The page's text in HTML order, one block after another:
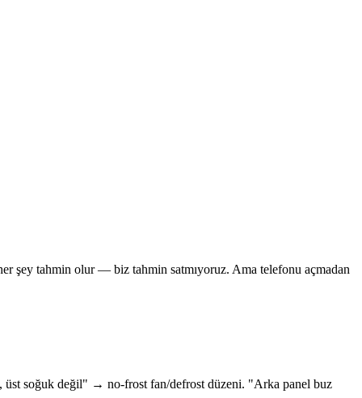
şey tahmin olur — biz tahmin satmıyoruz. Ama telefonu açmadan
üst soğuk değil" → no-frost fan/defrost düzeni. "Arka panel buz